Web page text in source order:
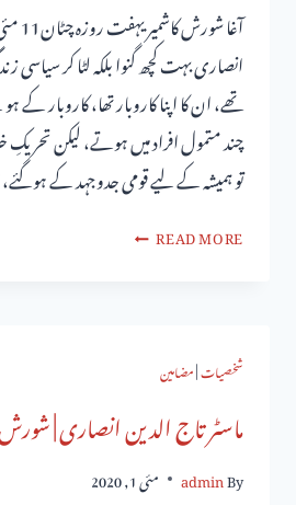
انصاری بہت کچھ گنوا بلکہ لٹا کر
تھے، ان کا اپنا کاروبار تھا، کاروبار
چند متمول افراد میں ہوتے، لیکن
تو ہمیشہ کے لیے قومی جدوجہد کے
READ MORE
شخصیات|مضامین
ماسٹر تاج الدین انصاری |
By
admin مئی 1, 2020